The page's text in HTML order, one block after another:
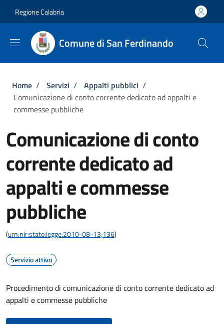
Regione Calabria
Comune di San Ferdinando
Briciole di pane
Home / Servizi / Appalti pubblici /
Comunicazione di conto corrente dedicato ad appalti e
commesse pubbliche
Comunicazione di conto
corrente dedicato ad
appalti e commesse
pubbliche
(urn:nir:stato:legge:2010-08-13;136)
Servizio attivo
Procedimento di comunicazione di conto corrente dedicato ad
appalti e commesse pubbliche